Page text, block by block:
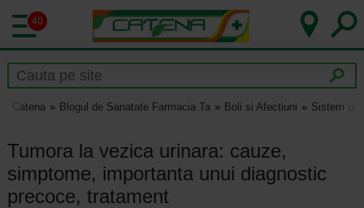
40
Catena Blogul de Sanatate Farmacia Ta Boli si Afectiuni Sistem
Tumora la vezica urinara: cauze,
simptome, importanta unui diagnostic
precoce, tratament